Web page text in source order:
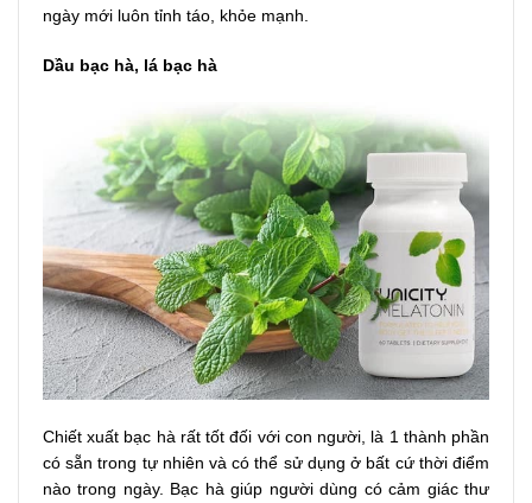
ngày mới luôn tỉnh táo, khỏe mạnh.
Dầu bạc hà, lá bạc hà
Chiết xuất bạc hà rất tốt đối với con người, là 1 thành phần
có sẵn trong tự nhiên và có thể sử dụng ở bất cứ thời điểm
nào trong ngày. Bạc hà giúp người dùng có cảm giác thư